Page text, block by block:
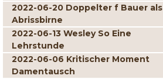
2022-06-20 Doppelter f Bauer als
Abrissbirne
2022-06-13 Wesley So Eine
Lehrstunde
2022-06-06 Kritischer Moment
Damentausch